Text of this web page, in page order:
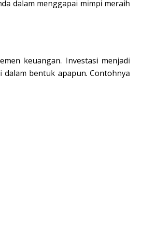
dalam menggapai mimpi meraih
keuangan. Investasi menjadi
bentuk apapun. Contohnya